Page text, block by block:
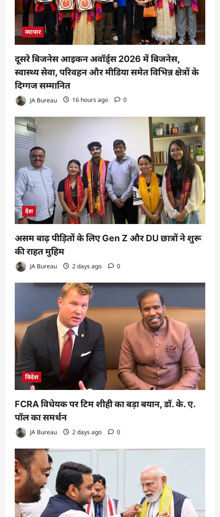
व्यापार
दूसरे बिजनेस आइकन अवॉर्ड्स 2026 में बिजनेस,
स्वास्थ्य सेवा, परिवहन और मीडिया समेत विभिन्न क्षेत्रों के
दिग्गज सम्मानित
JA Bureau 16 hours ago 0
देश
असम बाढ़ पीड़ितों के लिए Gen Z और DU छात्रों ने शुरू
की राहत मुहिम
JA Bureau 2 days ago 0
विदेश
FCRA विधेयक पर टिम शीही का बड़ा बयान, डॉ. के. ए.
पॉल का समर्थन
JA Bureau 2 days ago 0